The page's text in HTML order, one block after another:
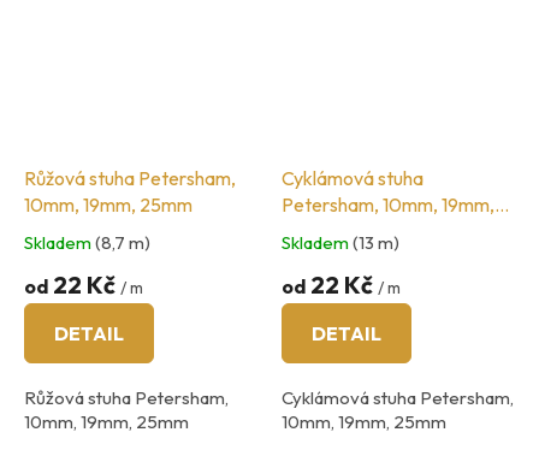
Růžová stuha Petersham,
10mm, 19mm, 25mm
Skladem(8,7 m)
od 22 Kč / m
DETAIL
Růžová stuha Petersham,
10mm, 19mm, 25mm
Cyklámová stuha
Petersham, 10mm, 19mm,
25mm
Skladem(13 m)
od 22 Kč / m
DETAIL
Cyklámová stuha Petersham,
10mm, 19mm, 25mm